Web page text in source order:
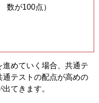
数が100点）
めていく場合、共通テ
通テストの配点が高めの
てきます。